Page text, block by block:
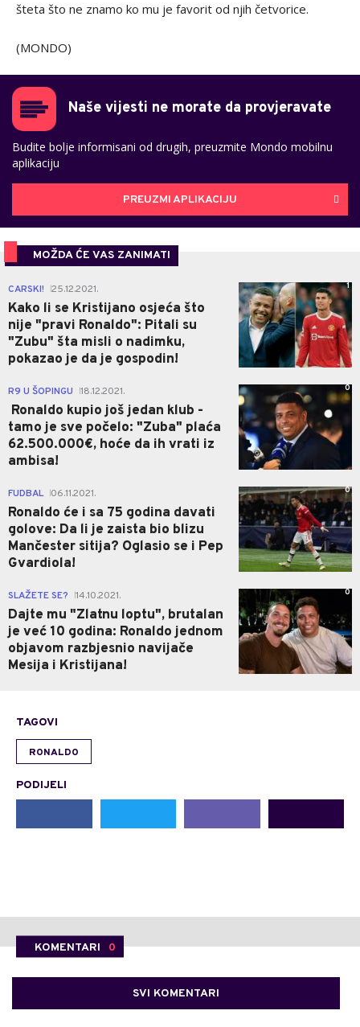
šteta što ne znamo ko mu je favorit od njih četvorice.
(MONDO)
Naše vijesti ne morate da provjeravate
Budite bolje informisani od drugih, preuzmite Mondo mobilnu
aplikaciju
PREUZMI APLIKACIJU
MOŽDA ĆE VAS ZANIMATI
CARSKI! 25.12.2021.
Kako li se Kristijano osjeća što
nije "pravi Ronaldo": Pitali su
"Zubu" šta misli o nadimku,
pokazao je da je gospodin!
1
R9 U ŠOPINGU 18.12.2021.
Ronaldo kupio još jedan klub -
tamo je sve počelo: "Zuba" plaća
62.500.000€, hoće da ih vrati iz
ambisa!
0
FUDBAL 06.11.2021.
Ronaldo će i sa 75 godina davati
golove: Da li je zaista bio blizu
Mančester sitija? Oglasio se i Pep
Gvardiola!
0
SLAŽETE SE? 14.10.2021.
Dajte mu "Zlatnu loptu", brutalan
je već 10 godina: Ronaldo jednom
objavom razbjesnio navijače
Mesija i Kristijana!
0
TAGOVI
RONALDO
PODIJELI
KOMENTARI 0
SVI KOMENTARI